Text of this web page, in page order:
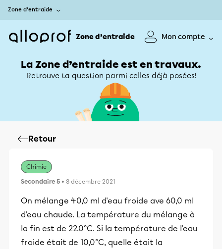
Zone d’entraide
Zone d’entraide Mon compte
La Zone d’entraide est en travaux.
Retrouve ta question parmi celles déjà posées!
Retour
Chimie
Secondaire 5 • 8 décembre 2021
On mélange 40,0 ml d'eau froide ave 60,0 ml
d'eau chaude. La température du mélange à
la fin est de 22.0°C. Si la température de l'eau
froide était de 10,0°C, quelle était la